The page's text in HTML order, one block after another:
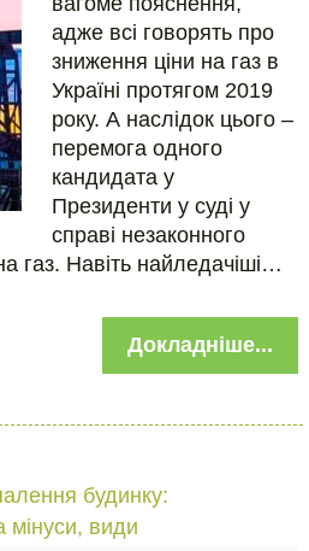
адже всі говорять про
зниження ціни на газ в
Україні протягом 2019
року. А наслідок цього –
перемога одного
кандидата у
Президенти у суді у
справі незаконного
газ. Навіть найледачіші…
Докладніше...
будинку:
мінуси, види